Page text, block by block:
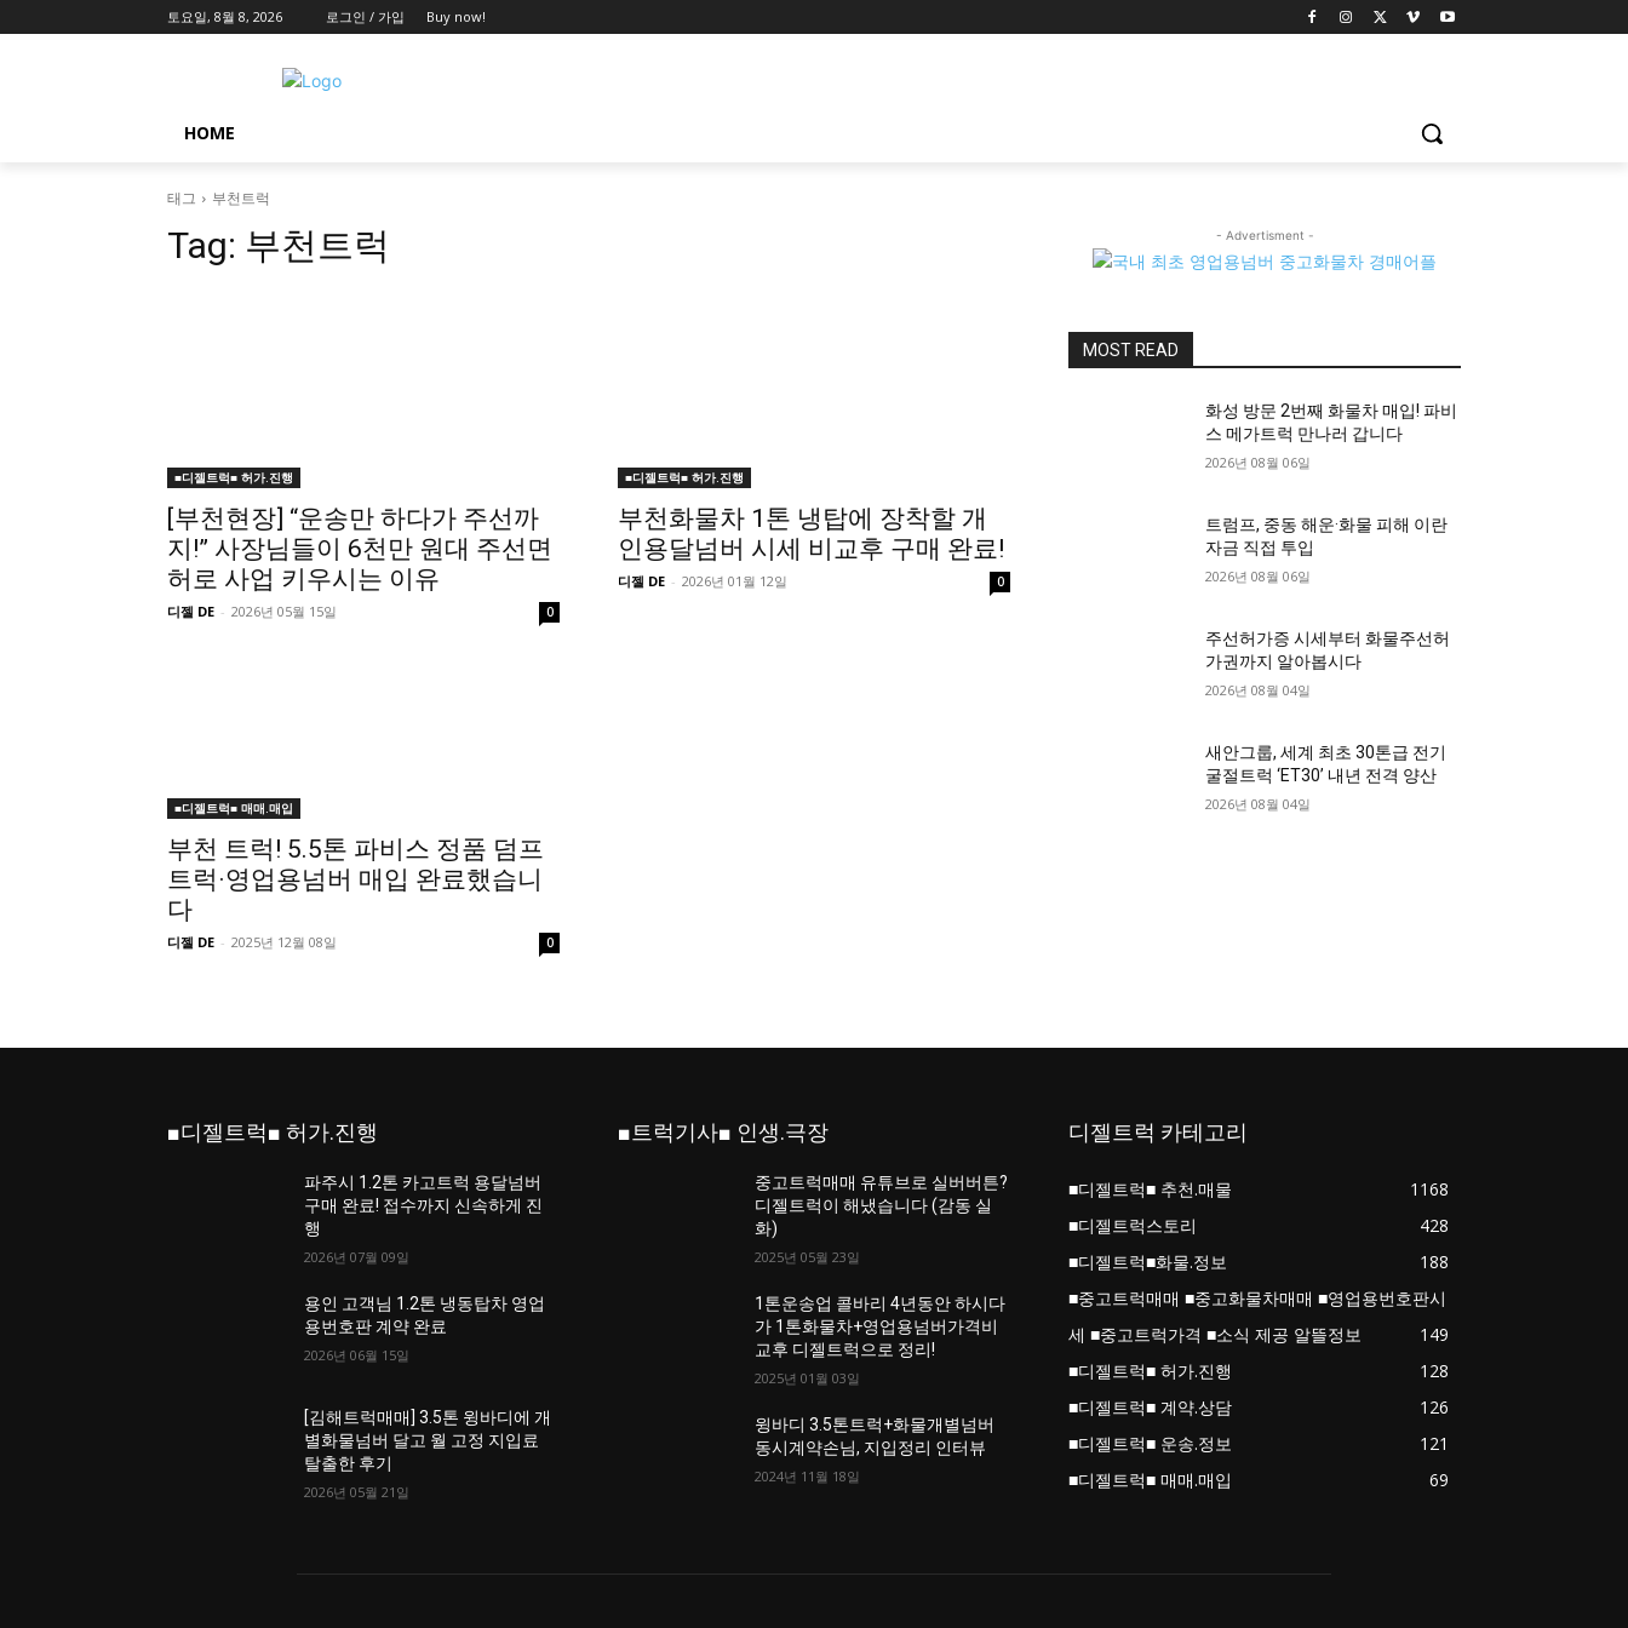
토요일, 8월 8, 2026 로그인 / 가입 Buy now!
HOME
태그 부천트럭
Tag: 부천트럭
■디젤트럭■ 허가.진행
[부천현장] “운송만 하다가 주선까
지!” 사장님들이 6천만 원대 주선면
허로 사업 키우시는 이유
디젤 DE - 2026년 05월 15일 0
■디젤트럭■ 허가.진행
부천화물차 1톤 냉탑에 장착할 개
인용달넘버 시세 비교후 구매 완료!
디젤 DE - 2026년 01월 12일 0
■디젤트럭■ 매매.매입
부천 트럭! 5.5톤 파비스 정품 덤프
트럭·영업용넘버 매입 완료했습니
다
디젤 DE - 2025년 12월 08일 0
- Advertisment -
MOST READ
화성 방문 2번째 화물차 매입! 파비
스 메가트럭 만나러 갑니다
2026년 08월 06일
트럼프, 중동 해운·화물 피해 이란
자금 직접 투입
2026년 08월 06일
주선허가증 시세부터 화물주선허
가권까지 알아봅시다
2026년 08월 04일
새안그룹, 세계 최초 30톤급 전기
굴절트럭 ‘ET30’ 내년 전격 양산
2026년 08월 04일
■디젤트럭■ 허가.진행
파주시 1.2톤 카고트럭 용달넘버
구매 완료! 접수까지 신속하게 진
행
2026년 07월 09일
용인 고객님 1.2톤 냉동탑차 영업
용번호판 계약 완료
2026년 06월 15일
[김해트럭매매] 3.5톤 윙바디에 개
별화물넘버 달고 월 고정 지입료
탈출한 후기
2026년 05월 21일
■트럭기사■ 인생.극장
중고트럭매매 유튜브로 실버버튼?
디젤트럭이 해냈습니다 (감동 실
화)
2025년 05월 23일
1톤운송업 콜바리 4년동안 하시다
가 1톤화물차+영업용넘버가격비
교후 디젤트럭으로 정리!
2025년 01월 03일
윙바디 3.5톤트럭+화물개별넘버
동시계약손님, 지입정리 인터뷰
2024년 11월 18일
디젤트럭 카테고리
■디젤트럭■ 추천.매물
1168
■디젤트럭스토리
428
■디젤트럭■화물.정보
188
■중고트럭매매 ■중고화물차매매 ■영업용번호판시
세 ■중고트럭가격 ■소식 제공 알뜰정보
149
■디젤트럭■ 허가.진행
128
■디젤트럭■ 계약.상담
126
■디젤트럭■ 운송.정보
121
■디젤트럭■ 매매.매입
69